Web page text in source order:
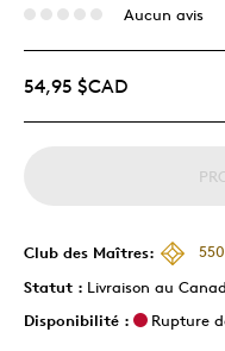
Aucun avis
54,95 $CAD
Club des Maîtres:
550
Statut : Livraison au
Disponibilité :
Rupture